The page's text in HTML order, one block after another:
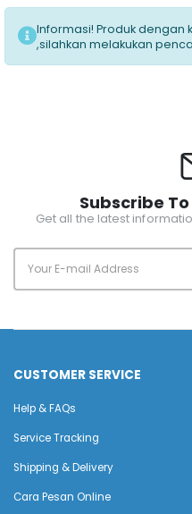
Informasi! Produk dengan
,silahkan melakukan
Subscribe
Get all the latest
CUSTOMER SERVICE
Help & FAQs
Service Tracking
Shipping & Delivery
Cara Pesan Online